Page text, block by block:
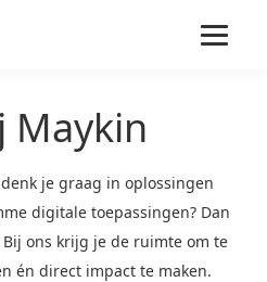
Maykin
je graag in oplossingen
digitale toepassingen? Dan
ons krijg je de ruimte om te
én direct impact te maken.